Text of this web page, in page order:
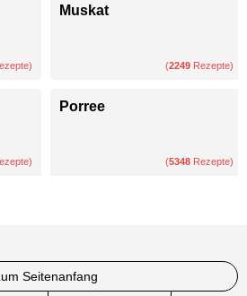
Muskat
(2249 Rezepte)
Porree
(5348 Rezepte)
Seitenanfang